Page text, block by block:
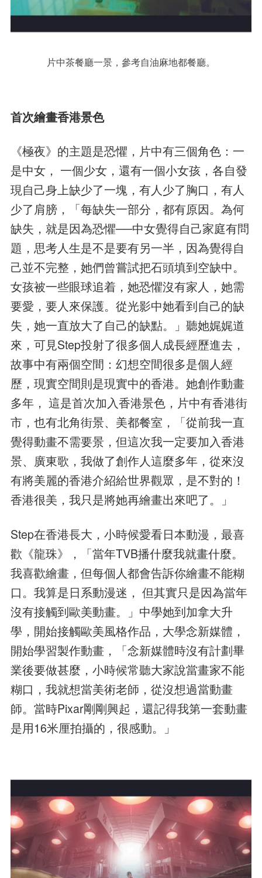
片中茶餐廳一景，參考自油麻地都餐廳。
首次繪畫香港景色
《極夜》的主題是恐懼，片中有三個角色：一
是中女， 一個少女，還有一個小女孩，各自發
現自己身上缺少了一塊，有人少了胸口，有人
少了肩膀，「每缺失一部分，都有原因。為何
缺失，就是因為恐懼──中女覺得自己家庭有問
題，思考人生是不是要有另一半，因為覺得自
己並不完整，她們曾嘗試把石頭填到空缺中。
女孩被一些眼球追着，她恐懼沒有家人，她需
要愛，要人來保護。從光影中她看到自己的缺
失，她一直放大了自己的缺點。」聽她娓娓道
來，可見Step投射了很多個人成長經歷進去，
故事中有兩個空間：幻想空間很多是個人經
歷，現實空間則是現實中的香港。她創作動畫
多年， 這是首次加入香港景色，片中有香港街
市，也有北角街景、美都餐室，「從前我一直
覺得動畫不需要景，但這次我一定要加入香港
景、廣東歌，我做了創作人這麼多年，從來沒
有將美麗的香港介紹給世界觀眾，是不對的！
香港很美，我只是將她再繪畫出來吧了。」
Step在香港長大，小時候愛看日本動漫，最喜
歡《龍珠》，「當年TVB播什麼我就畫什麼。
我喜歡繪畫，但每個人都會告訴你繪畫不能糊
口。我算是日系動漫迷， 但其實只是因為當年
沒有接觸到歐美動畫。」中學她到加拿大升
學，開始接觸歐美風格作品，大學念新媒體，
開始學習製作動畫，「念新媒體時沒有計劃畢
業後要做甚麼，小時候常聽大家說當畫家不能
糊口，我就想當美術老師，從沒想過當動畫
師。當時Pixar剛剛興起，還記得我第一套動畫
是用16米厘拍攝的，很感動。」